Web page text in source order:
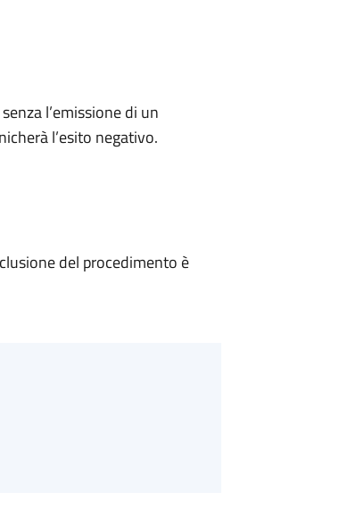
l’emissione di un
l’esito negativo.
del procedimento è